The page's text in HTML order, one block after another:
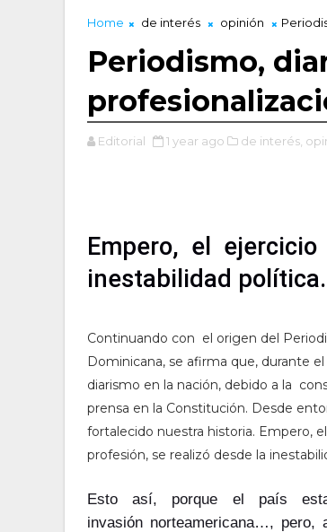
Home de interés opinión
Periodismo,
Editorial 1 year ago de interés,
Empero, el
inestabilidad política.
Continuando con el origen del
Dominicana, se afirma que, durante
diarismo en la nación, debido a la
prensa en la Constitución. Desde
fortalecido nuestra historia. Empero,
profesión, se realizó desde la
Esto así, porque el país
invasión norteamericana…,